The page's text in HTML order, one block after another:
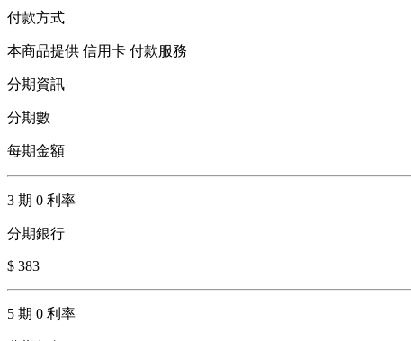
付款方式
本商品提供 信用卡 付款服務
分期資訊
分期數
每期金額
3 期 0 利率
分期銀行
$ 383
5 期 0 利率